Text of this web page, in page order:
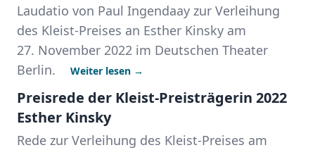
Laudatio von Paul Ingendaay zur Verleihung
des Kleist-Preises an Esther Kinsky am
27. November 2022 im Deutschen Theater
Berlin.
Weiter lesen →
Preisrede der Kleist-Preisträgerin 2022
Esther Kinsky
Rede zur Verleihung des Kleist-Preises am